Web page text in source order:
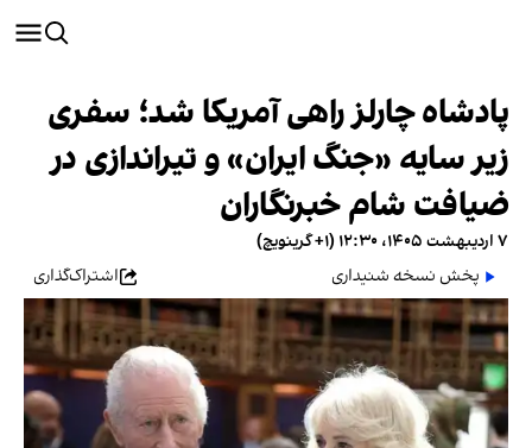
پادشاه چارلز راهی آمریکا شد؛ سفری
زیر سایه «جنگ ایران» و تیراندازی در
ضیافت شام خبرنگاران
۷ اردیبهشت ۱۴۰۵، ۱۲:۳۰ (‎+۱ گرینویچ)
پخش نسخه شنیداری
اشتراک‌گذاری